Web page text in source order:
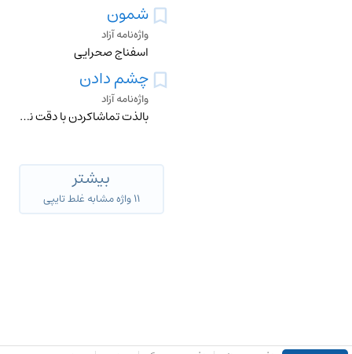
شمون
واژه‌نامه آزاد
اسفناج صحرایی
چشم دادن
واژه‌نامه آزاد
بالذت تماشاکردن با دقت نگاه کردن.
بیشتر
۱۱ واژه مشابه غلط تایپی